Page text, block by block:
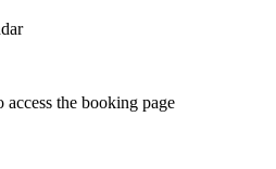
access the booking page